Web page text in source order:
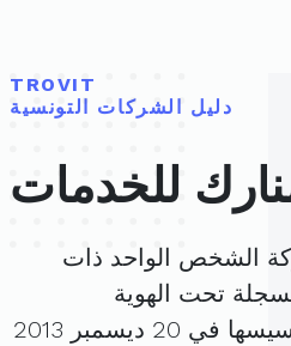
TROVIT
دليل الشركات التونسية
للخدمات
الشخص الواحد ذات
تحت الهوية
. تم تأسيسها في 20 ديسمبر 2013